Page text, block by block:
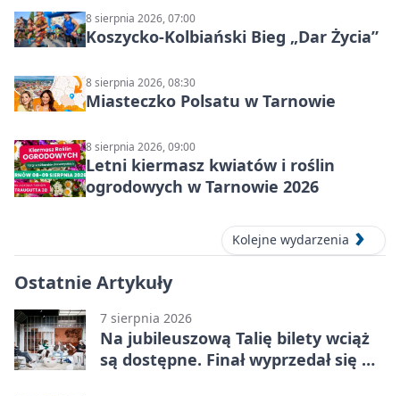
8 sierpnia 2026, 07:00
Koszycko-Kolbiański Bieg „Dar Życia”
8 sierpnia 2026, 08:30
Miasteczko Polsatu w Tarnowie
8 sierpnia 2026, 09:00
Letni kiermasz kwiatów i roślin
ogrodowych w Tarnowie 2026
Kolejne wydarzenia
Ostatnie Artykuły
7 sierpnia 2026
Na jubileuszową Talię bilety wciąż
są dostępne. Finał wyprzedał się w